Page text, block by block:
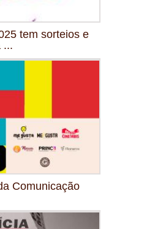
tem sorteios e
...
Comunicação